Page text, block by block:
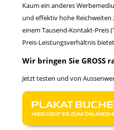
Kaum ein anderes
und effektiv hohe Reichweiten
einem Tausend-Kontakt-Preis
Preis-Leistungsverhältnis
Wir bringen Sie GROSS
Jetzt testen und von
PLAKAT
HIER GEHT ES ZUM